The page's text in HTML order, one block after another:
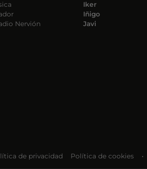
Nervión
Iker
Iñigo
Javi
de privacidad Política de cookies •